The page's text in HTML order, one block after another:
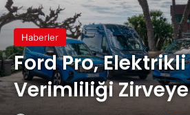
Haberler
Ford Pro,
Verimliliği Zirveye